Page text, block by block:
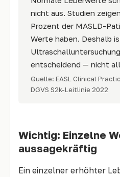
nicht aus. Studien
Prozent der MASLD-
Werte haben. Deshalb
entscheidend — nicht
Quelle: EASL Clinical
DGVS S2k-Leitlinie 2022
Wichtig: Einzelne
aussagekräftig
Ein einzelner erhöhter